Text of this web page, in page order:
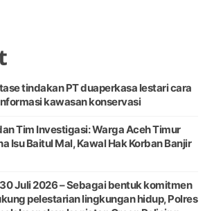
tindakan PT duaperkasa lestari cara
kawasan konservasi
Tim Investigasi: Warga Aceh Timur
Isu Baitul Mal, Kawal Hak Korban Banjir
Juli 2026 – Sebagai bentuk komitmen
pelestarian lingkungan hidup, Polres